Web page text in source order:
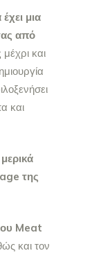
μια
από
μέχρι και
και
της
Meat
και τον